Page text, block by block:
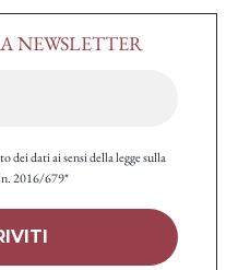
NEWSLETTER
dei dati ai sensi della legge sulla
2016/679*